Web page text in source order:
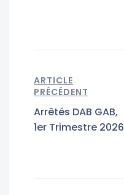
ARTICLE
PRÉCÉDENT
Arrêtés DAB GAB,
1er Trimestre 2026